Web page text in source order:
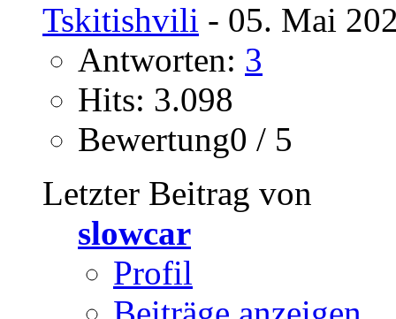
Tskitishvili - 05. Mai
Antworten: 3
Hits: 3.098
Bewertung0 / 5
Letzter Beitrag von
slowcar
Profil